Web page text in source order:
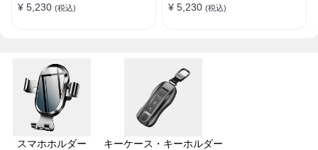
ー 折りたたみ式 片手操作 安
¥ 5,230 (税込)
し口式兼用 片手操作 置くだ
¥ 5,230 (税込)
スマホホルダー キーケース・キーホルダー